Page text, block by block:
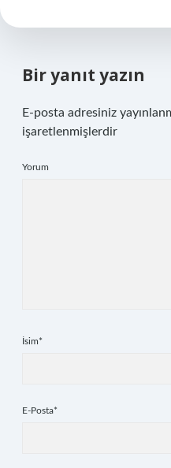
Bir yanıt yazın
E-posta adresiniz
işaretlenmişlerdir
Yorum
İsim*
E-Posta*